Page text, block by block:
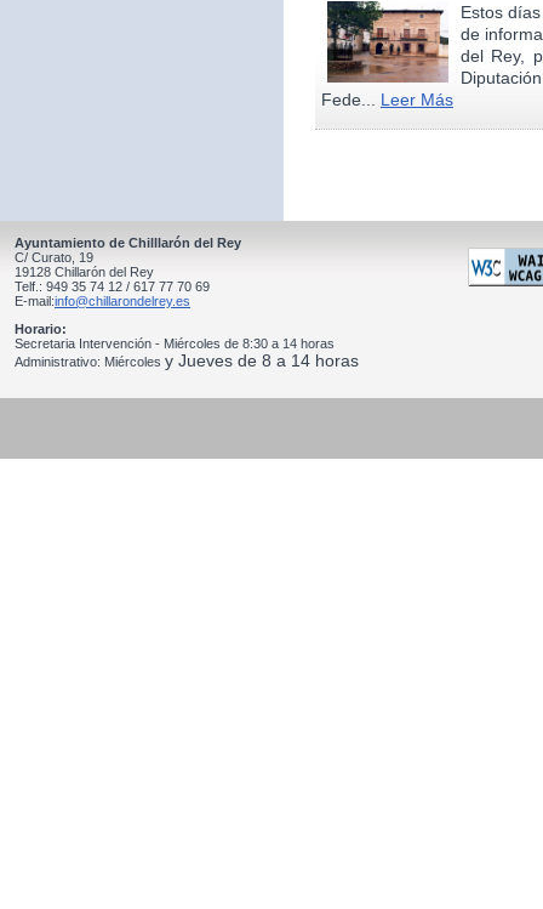
Estos
de
del Rey,
Fede... Leer Más
Ayuntamiento de Chilllarón del Rey
C/ Curato, 19
19128 Chillarón del Rey
Telf.: 949 35 74 12 / 617 77 70 69
E-mail:info@chillarondelrey.es
Horario:
Secretaria Intervención - Miércoles de 8:30 a 14 horas
Administrativo: Miércoles y Jueves de 8 a 14 horas